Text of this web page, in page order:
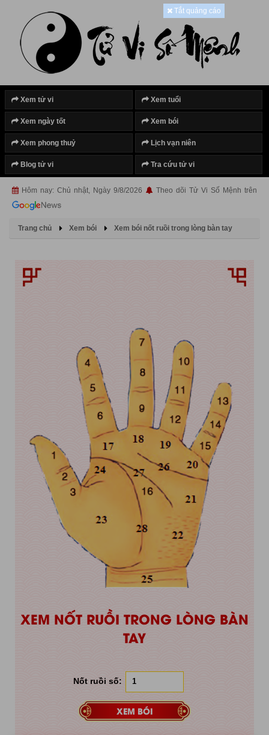
Xem tử vi Xem tuổi
Xem ngày tốt Xem bói
Xem phong thuỷ Lịch vạn niên
Blog tử vi Tra cứu tử vi
Hôm nay: Chủ nhật, Ngày 9/8/2026 Theo dõi Tử Vi Số Mệnh trên
Tắt quảng cáo
Trang chủ Xem bói Xem bói nốt ruồi trong lòng bàn tay
XEM NỐT RUỒI TRONG LÒNG BÀN
TAY
Nốt ruồi số: